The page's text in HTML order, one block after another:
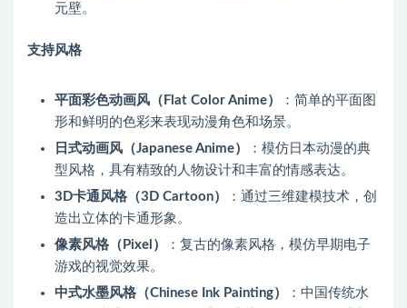
元壁。
支持风格
平面彩色动画风（Flat Color Anime）
：简单的平面图
形和鲜明的色彩来表现动漫角色和场景。
日式动画风（Japanese Anime）
：模仿日本动漫的典
型风格，具有精致的人物设计和丰富的情感表达。
3D卡通风格（3D Cartoon）
：通过三维建模技术，创
造出立体的卡通形象。
像素风格（Pixel）
：复古的像素风格，模仿早期电子
游戏的视觉效果。
中式水墨风格（Chinese Ink Painting）
：中国传统水